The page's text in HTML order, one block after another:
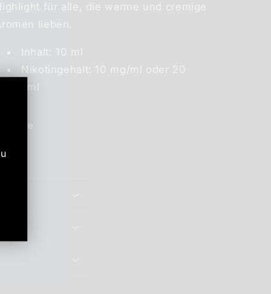
für alle, die warme und cremige
lieben.
Inhalt: 10 ml
Nikotingehalt: 10 mg/ml oder 20
mg/ml
Share